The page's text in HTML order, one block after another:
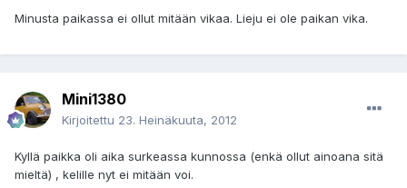
Minusta paikassa ei ollut mitään vikaa. Lieju ei ole paikan vika.
Mini1380
Kirjoitettu 23. Heinäkuuta, 2012
Kyllä paikka oli aika surkeassa kunnossa (enkä ollut ainoana sitä
mieltä) , kelille nyt ei mitään voi.